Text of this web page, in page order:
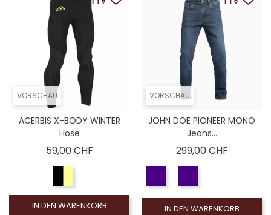
VORSCHAU
ACERBIS X-BODY WINTER
Hose
59,00 CHFPreis
IN DEN WARENKORB
VORSCHAU
JOHN DOE PIONEER MONO
Jeans...
299,00 CHFPreis
IN DEN WARENKORB